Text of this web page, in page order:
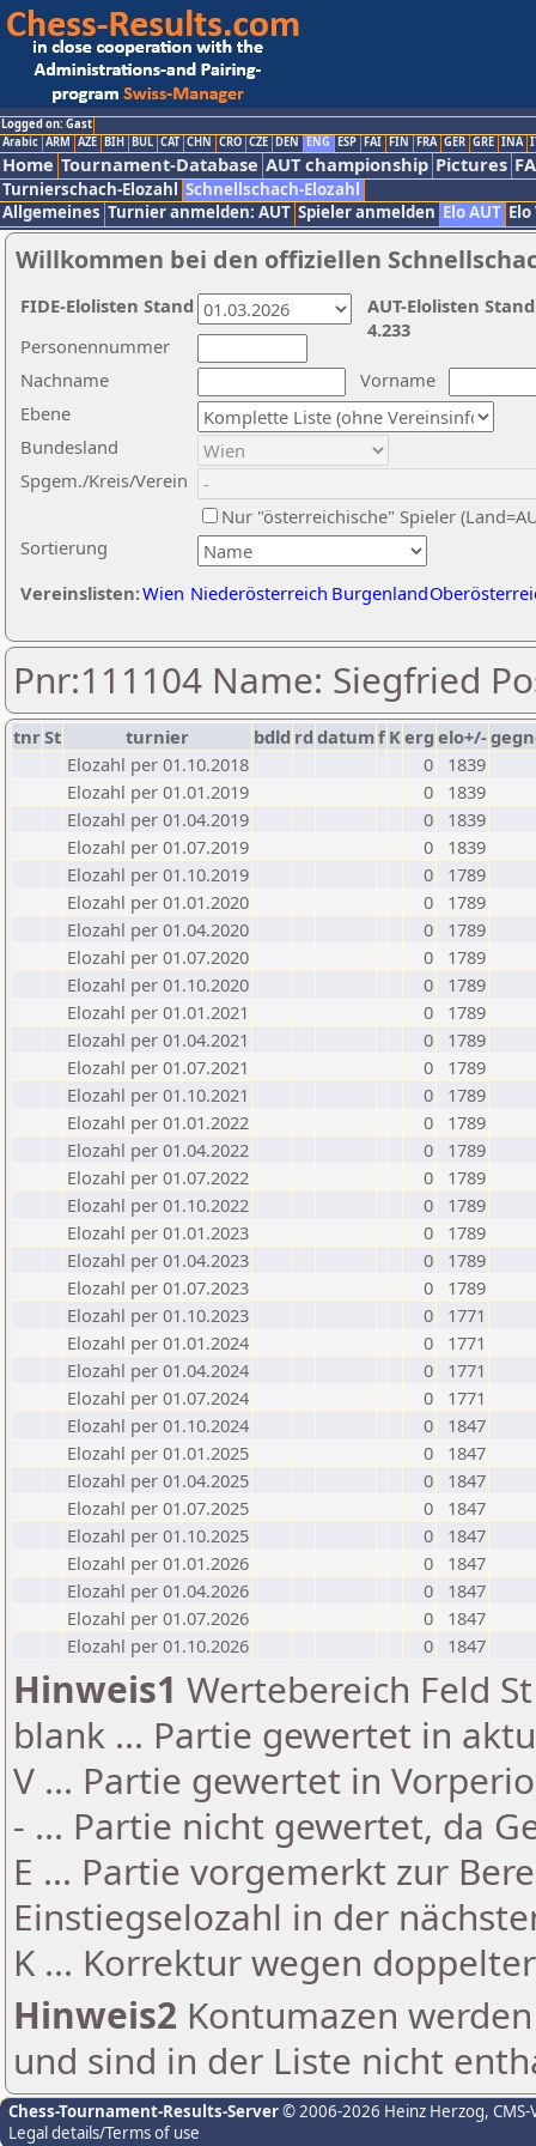
Logged on: Gast
Arabic ARM AZE BIH BUL CAT CHN CRO CZE DEN ENG ESP FAI FIN FRA GER GRE INA
Home Tournament-Database AUT championship Pictures
Turnierschach-Elozahl Schnellschach-Elozahl
Allgemeines Turnier anmelden: AUT Spieler anmelden Elo AUT
Willkommen bei den offiziellen
Nachname
Vorname
Ebene
Sortierung
Personennummer
Bundesland
Spgem./Kreis/Verein
Nur "österreichische" Spieler
Vereinslisten:Wien Niederösterreich Burgenland
AUT-Elolisten
4.233
FIDE-Elolisten Stand
Pnr:111104 Name: Siegfried
tnrSt turnier bdld rd datumf Kerg elo+/-
Elozahl per 01.10.2018
0
1839
Elozahl per 01.01.2019
0
1839
Elozahl per 01.04.2019
0
1839
Elozahl per 01.07.2019
0
1839
Elozahl per 01.10.2019
0
1789
Elozahl per 01.01.2020
0
1789
Elozahl per 01.04.2020
0
1789
Elozahl per 01.07.2020
0
1789
Elozahl per 01.10.2020
0
1789
Elozahl per 01.01.2021
0
1789
Elozahl per 01.04.2021
0
1789
Elozahl per 01.07.2021
0
1789
Elozahl per 01.10.2021
0
1789
Elozahl per 01.01.2022
0
1789
Elozahl per 01.04.2022
0
1789
Elozahl per 01.07.2022
0
1789
Elozahl per 01.10.2022
0
1789
Elozahl per 01.01.2023
0
1789
Elozahl per 01.04.2023
0
1789
Elozahl per 01.07.2023
0
1789
Elozahl per 01.10.2023
0
1771
Elozahl per 01.01.2024
0
1771
Elozahl per 01.04.2024
0
1771
Elozahl per 01.07.2024
0
1771
Elozahl per 01.10.2024
0
1847
Elozahl per 01.01.2025
0
1847
Elozahl per 01.04.2025
0
1847
Elozahl per 01.07.2025
0
1847
Elozahl per 01.10.2025
0
1847
Elozahl per 01.01.2026
0
1847
Elozahl per 01.04.2026
0
1847
Elozahl per 01.07.2026
0
1847
Elozahl per 01.10.2026
0 1847
Hinweis1 Wertebereich Feld
blank ... Partie gewertet in
V ... Partie gewertet in
- ... Partie nicht gewertet, da
E ... Partie vorgemerkt zur
Einstiegselozahl in der
K ... Korrektur wegen
Hinweis2 Kontumazen
und sind in der Liste nicht
Chess-Tournament-Results-Server© 2006-2026 Heinz Herzog,
Legal details/Terms of use